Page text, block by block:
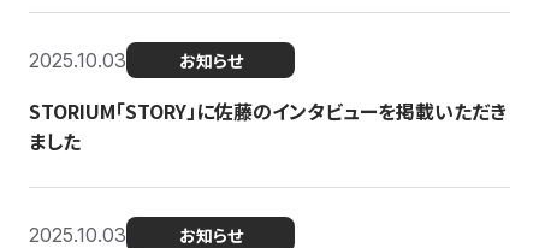
2025.10.03 お知らせ
STORIUM「STORY」に佐藤のインタビューを掲載いただき
ました
2025.10.03 お知らせ